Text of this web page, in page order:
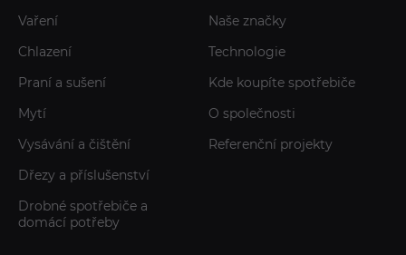
Vaření
Chlazení
Praní a sušení
Mytí
Vysávání a čištění
Dřezy a příslušenství
Drobné spotřebiče a
domácí potřeby
Naše značky
Technologie
Kde koupíte spotřebiče
O společnosti
Referenční projekty